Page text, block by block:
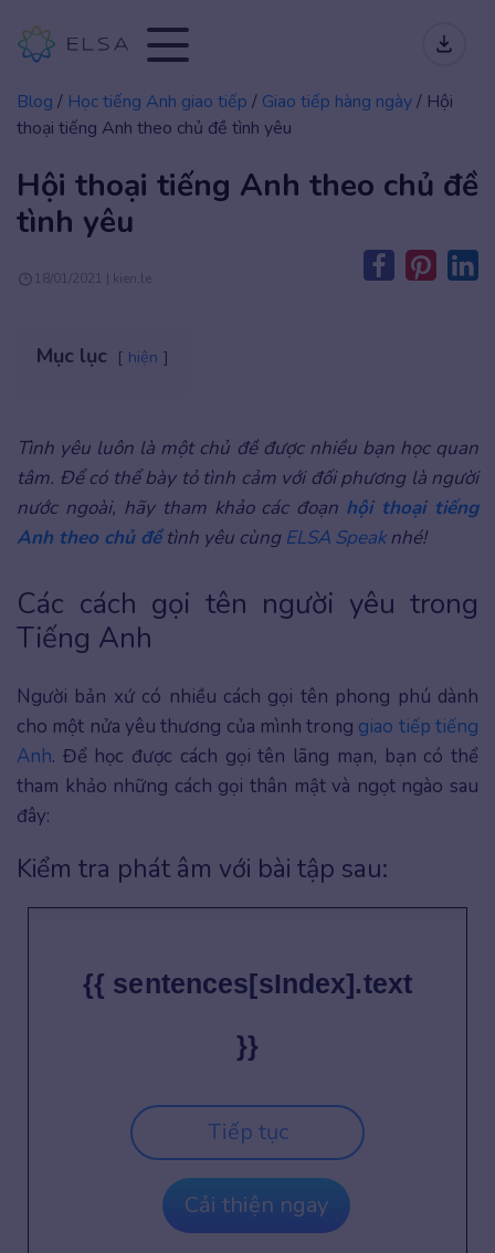
Blog / Học tiếng Anh giao tiếp / Giao tiếp hàng ngày/ Hội
thoại tiếng Anh theo chủ đề tình yêu
Hội thoại tiếng Anh theo chủ đề
tình yêu
18/01/2021 | kien.le
Mục lục hiện
Tình yêu luôn là một chủ đề được nhiều bạn học quan
tâm. Để có thể bày tỏ tình cảm với đối phương là người
nước ngoài, hãy tham khảo các đoạn hội thoại tiếng
Anh theo chủ đềtình yêu cùng ELSA Speaknhé!
Các cách gọi tên người yêu trong
Tiếng Anh
Người bản xứ có nhiều cách gọi tên phong phú dành
cho một nửa yêu thương của mình trong giao tiếp tiếng
Anh. Để học được cách gọi tên lãng mạn, bạn có thể
tham khảo những cách gọi thân mật và ngọt ngào sau
đây:
Kiểm tra phát âm với bài tập sau:
{{ sentences[sIndex].text
}}
Tiếp tục
Cải thiện ngay